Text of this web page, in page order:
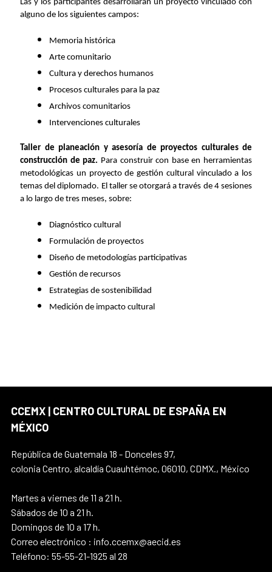
Las y los participantes desarrollarán un proyecto vinculado con
alguno de los siguientes campos:
Memoria histórica
Arte comunitario
Cultura y derechos humanos
Procesos culturales para la paz
Archivos comunitarios
Intervenciones culturales
Taller de planeación y asesoría de proyectos culturales de
construcción de paz. Para construir con base en herramientas
metodológicas un proyecto de gestión cultural vinculado a los
temas del diplomado. El taller se otorgará a través de 4 sesiones
a lo largo de tres meses, sobre:
Diagnóstico cultural
Formulación de proyectos
Diseño de metodologías participativas
Gestión de recursos
Estrategias de sostenibilidad
Medición de impacto cultural
CCEMX | CENTRO CULTURAL DE ESPAÑA EN
MÉXICO
República de Guatemala 18 - Donceles 97,
colonia Centro, alcaldía Cuauhtémoc, 06010, CDMX., México
Martes a viernes de 11 a 21 h.
Sábados de 10 a 21 h.
Domingos de 10 a 17 h.
Correo electrónico : info.ccemx@aecid.es
Teléfono: 55-55-21-1925 al 28